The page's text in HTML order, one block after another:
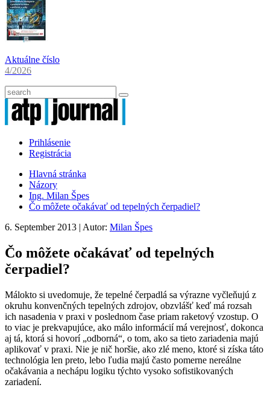
Aktuálne číslo
4/2026
Prihlásenie
Registrácia
Hlavná stránka
Názory
Ing. Milan Špes
Čo môžete očakávať od tepelných čerpadiel?
6. September 2013 | Autor: Milan Špes
Čo môžete očakávať od tepelných
čerpadiel?
Málokto si uvedomuje, že tepelné čerpadlá sa výrazne vyčleňujú z
okruhu konvenčných tepelných zdrojov, obzvlášť keď má rozsah
ich nasadenia v praxi v poslednom čase priam raketový vzostup. O
to viac je prekvapujúce, ako málo informácií má verejnosť, dokonca
aj tá, ktorá si hovorí „odborná“, o tom, ako sa tieto zariadenia majú
aplikovať v praxi. Nie je nič horšie, ako zlé meno, ktoré si získa táto
technológia len preto, lebo ľudia majú často pomerne nereálne
očakávania a nechápu logiku týchto vysoko sofistikovaných
zariadení.